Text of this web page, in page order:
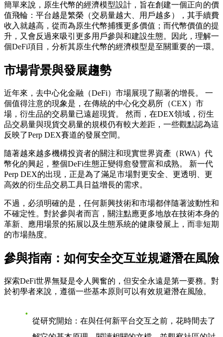
簡單來說，原生代幣的經濟模型設計，旨在創建一個正向的價
值飛輪：平台越是繁榮（交易量越大、用戶越多），其手續費
收入就越高，從而為原生代幣捕獲更多價值；而代幣價值的提
升，又會反過來吸引更多用戶參與和建設生態。因此，理解一
個DeFi項目，分析其原生代幣的經濟模型是至關重要的一環。
市場背景與發展趨勢
近年來，去中心化金融（DeFi）市場展現了顯著的增長。 一
個值得注意的現象是，在傳統的中心化交易所（CEX）市
場，衍生品的交易量已遠超現貨。 然而，在DEX領域，衍生
品交易量與現貨交易量的規模仍有較大差距，一些觀點認為這
反映了Perp DEX賽道的發展空間。
隨著越來越多機構投資者的關注和現實世界資產（RWA）代
幣化的興起，整個DeFi生態正變得愈發豐富和成熟。 新一代
Perp DEX的出現，正是為了滿足市場對更安全、更透明、更
高效的衍生品交易工具日益增長的需求。
不過，必須明確的是，任何新興技術和市場都伴隨著波動性和
不確定性。對於參與者而言，關注點應更多地放在技術本身的
革新、應用場景的拓展以及生態系統的健康發展上，而非短期
的市場熱度。
參與指南：如何安全交互並規避潛在風險
探索DeFi世界無疑是令人興奮的，但安全永遠是第一要務。對
於初學者來說，遵循一些基本原則可以有效規避潛在風險。
從研究開始 ：在與任何新平台交互之前，花時間去了